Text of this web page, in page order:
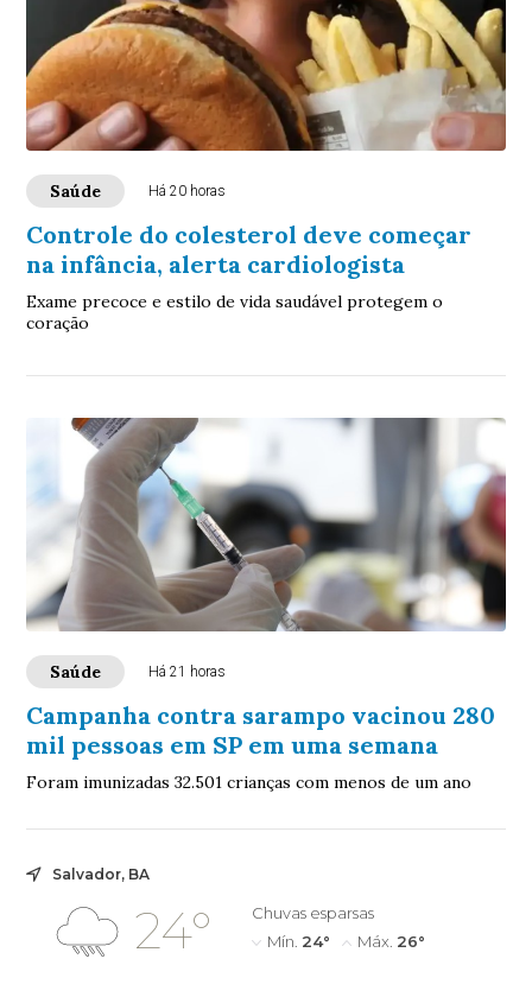
Saúde Há 20 horas
Controle do colesterol deve começar
na infância, alerta cardiologista
Exame precoce e estilo de vida saudável protegem o
coração
Saúde Há 21 horas
Campanha contra sarampo vacinou 280
mil pessoas em SP em uma semana
Foram imunizadas 32.501 crianças com menos de um ano
Salvador, BA
24°
Chuvas esparsas
Mín. 24° Máx. 26°